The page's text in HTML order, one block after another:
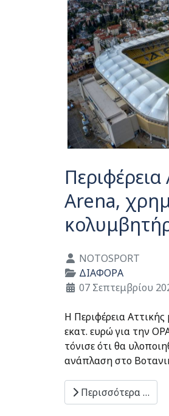
Arena,
Λεπτομέρειες
NOTOSPORT
ΔΙΑΦΟΡΑ
07 Σεπτεμβρίου
Η Περιφέρεια
εκατ. ευρώ για την
τόνισε ότι θα
ανάπλαση στο
Περισσότερα …